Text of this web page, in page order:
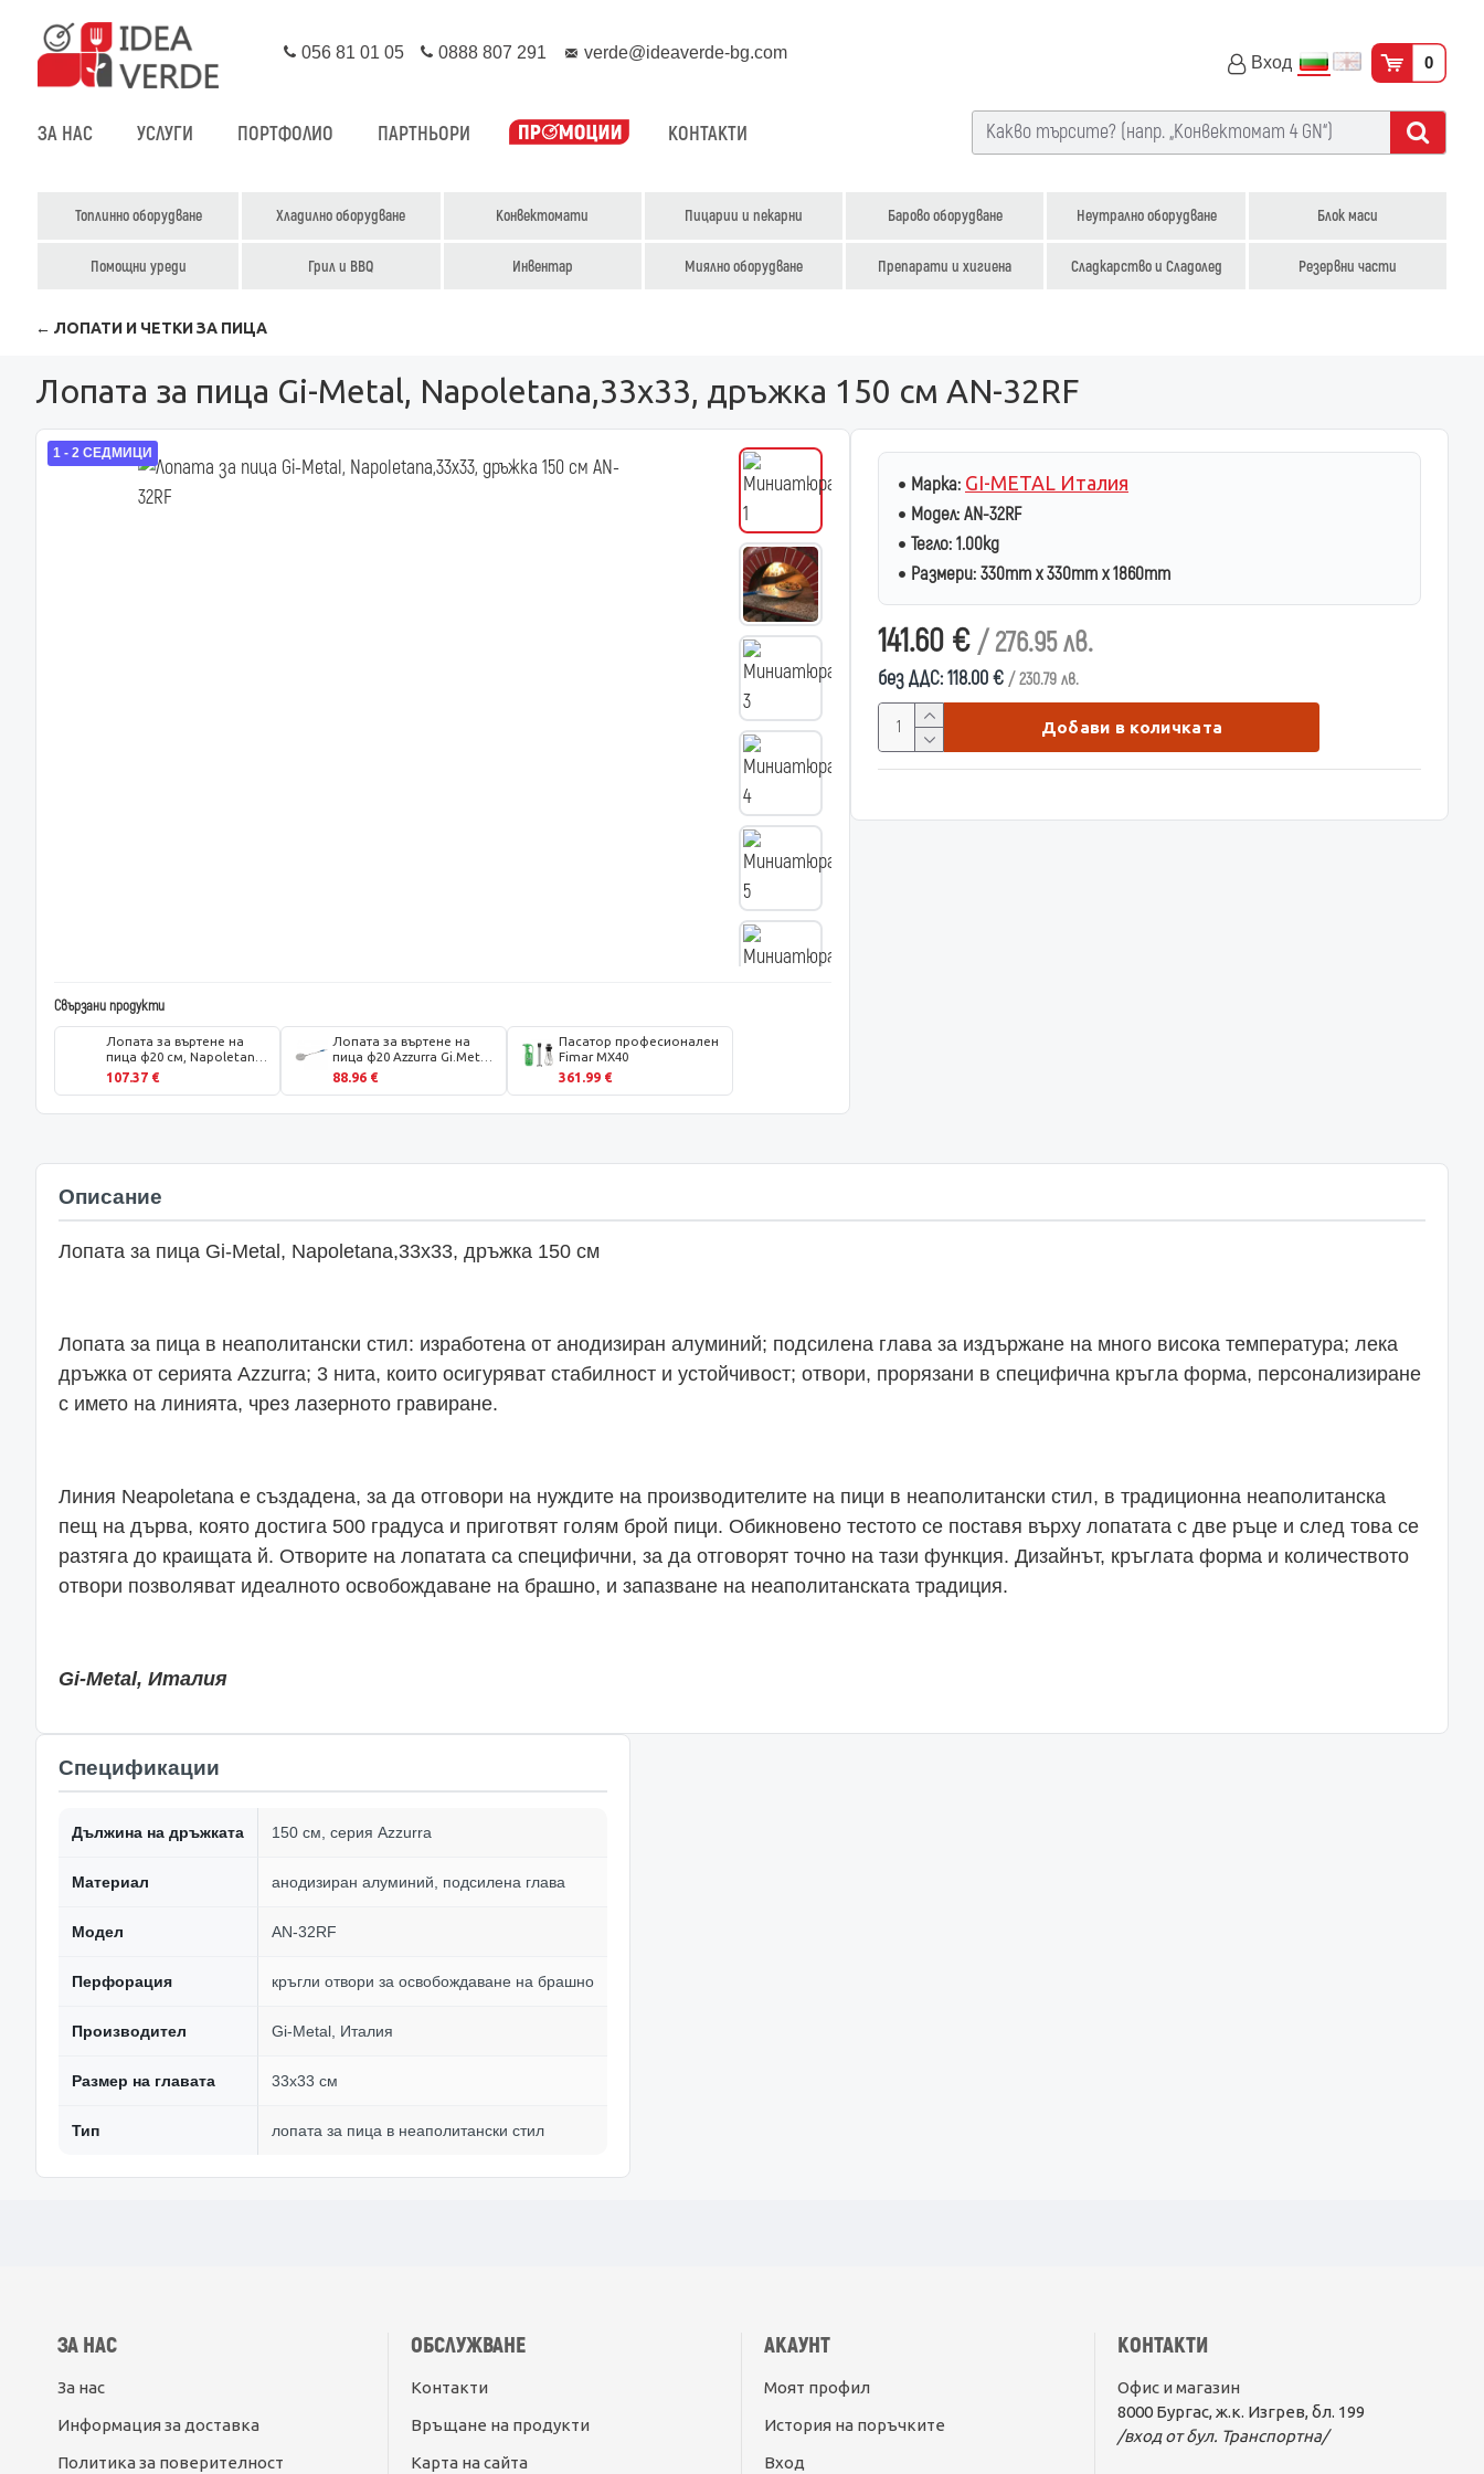
056 81 01 05 0888 807 291 verde@ideaverde-bg.com
Вход 0
ЗА НАС УСЛУГИ ПОРТФОЛИО ПАРТНЬОРИ КОНТАКТИ
Топлинно оборудване Хладилно оборудване Конвектомати Пицарии и пекарни Барово оборудване Неутрално оборудване Блок маси
Помощни уреди Грил и BBQ Инвентар Миялно оборудване Препарати и хигиена Сладкарство и Сладолед Резервни части
← ЛОПАТИ И ЧЕТКИ ЗА ПИЦА
Лопата за пица Gi-Metal, Napoletana,33x33, дръжка 150 см AN-32RF
1 - 2 СЕДМИЦИ
Свързани продукти
Лопата за въртене на
пица ф20 см, Napoletana,
дръжка 150см Gi.Metal
107.37 €
Лопата за въртене на
пица ф20 Azzurra Gi.Metal,
дръжка 150 см
88.96 €
Пасатор професионален
Fimar MX40
361.99 €
141.60 € / 276.95 лв.
без ДДС: 118.00 € / 230.79 лв.
Марка: GI-METAL Италия
Модел:AN-32RF
Тегло:1.00kg
Размери:330mm x 330mm x 1860mm
Добави в количката
Описание
Лопата за пица Gi-Metal, Napoletana,33x33, дръжка 150 см
Лопата за пица в неаполитански стил: изработена от анодизиран алуминий; подсилена глава за издържане на много висока температура; лека
дръжка от серията Azzurra; 3 нита, които осигуряват стабилност и устойчивост; отвори, прорязани в специфична кръгла форма, персонализиране
с името на линията, чрез лазерното гравиране.
Линия Neapoletana е създадена, за да отговори на нуждите на производителите на пици в неаполитански стил, в традиционна неаполитанска
пещ на дърва, която достига 500 градуса и приготвят голям брой пици. Обикновено тестото се поставя върху лопатата с две ръце и след това се
разтяга до краищата й. Отворите на лопатата са специфични, за да отговорят точно на тази функция. Дизайнът, кръглата форма и количеството
отвори позволяват идеалното освобождаване на брашно, и запазване на неаполитанската традиция.
Gi-Metal, Италия
Спецификации
Дължина на дръжката 150 см, серия Azzurra
Материал анодизиран алуминий, подсилена глава
Модел AN-32RF
Перфорация кръгли отвори за освобождаване на брашно
Производител Gi-Metal, Италия
Размер на главата 33x33 см
Тип лопата за пица в неаполитански стил
ЗА НАС
За нас
Информация за доставка
Политика за поверителност
ОБСЛУЖВАНЕ
Контакти
Връщане на продукти
Карта на сайта
АКАУНТ
Моят профил
История на поръчките
Вход
КОНТАКТИ
Офис и магазин
8000 Бургас, ж.к. Изгрев, бл. 199
/вход от бул. Транспортна/